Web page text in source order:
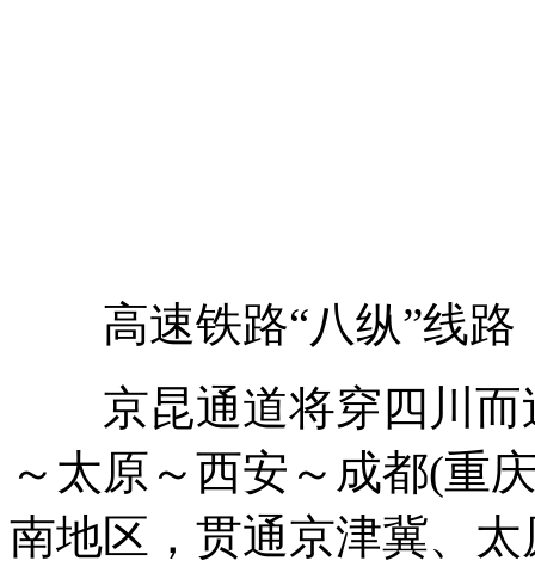
高速铁路“八纵”线路
京昆通道将穿四川而
～太原～西安～成都(重
南地区，贯通京津冀、